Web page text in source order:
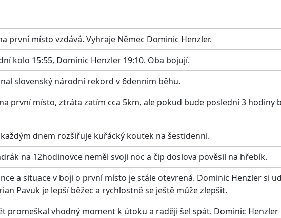
první místo vzdává. Vyhraje Němec Dominic Henzler.
kolo 15:55, Dominic Henzler 19:10. Oba bojují.
slovenský národní rekord v 6dennim běhu.
první místo, ztráta zatím cca 5km, ale pokud bude poslední 3 hodiny
dnem rozšiřuje kuřácký koutek na šestidenni.
na 12hodinovce neměl svoji noc a čip doslova pověsil na hřebík.
a situace v boji o první místo je stále otevrená. Dominic Henzler si
Pavuk je lepší běžec a rychlostně se ještě může zlepšit.
promeškal vhodný moment k útoku a raději šel spát. Dominic